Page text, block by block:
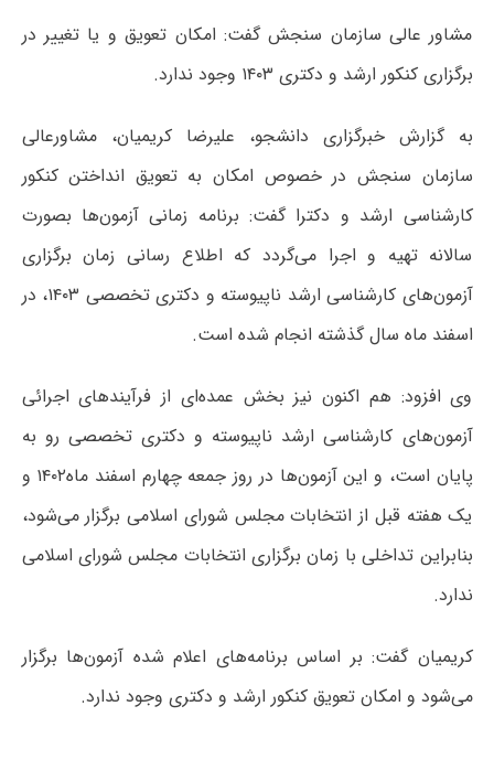
مشاور عالی سازمان سنجش گفت: امکان تعویق و یا تغییر در
برگزاری کنکور ارشد و دکتری ۱۴۰۳ وجود ندارد.
به گزارش خبرگزاری دانشجو، علیرضا کریمیان، مشاورعالی
سازمان سنجش در خصوص امکان به تعویق انداختن کنکور
کارشناسی ارشد و دکترا گفت: برنامه زمانی آزمون‌ها بصورت
سالانه تهیه و اجرا می‌گردد که اطلاع رسانی زمان برگزاری
آزمون‌های کارشناسی ارشد ناپیوسته و دکتری تخصصی ۱۴۰۳، در
اسفند ماه سال گذشته انجام شده است.
وی افزود: هم اکنون نیز بخش عمده‌ای از فرآیند‌های اجرائی
آزمون‌های کارشناسی ارشد ناپیوسته و دکتری تخصصی رو به
پایان است، و این آزمون‌ها در روز جمعه چهارم اسفند ماه۱۴۰۲ و
یک هفته قبل از انتخابات مجلس شورای اسلامی برگزار می‌شود،
بنابراین تداخلی با زمان برگزاری انتخابات مجلس شورای اسلامی
ندارد.
کریمیان گفت: بر اساس برنامه‌های اعلام شده آزمون‌ها برگزار
می‌شود و امکان تعویق کنکور ارشد و دکتری وجود ندارد.